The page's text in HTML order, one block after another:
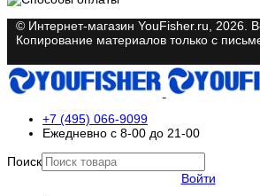
© Интернет-магазин YouFisher.ru, 2026.
Копирование материалов только с
+7 (495) 066-9099
Ежедневно с 8-00 до 21-00
Поиск
Войти